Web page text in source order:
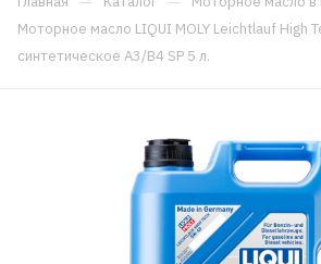
Моторное масло LIQUI MOLY Leichtlauf High
синтетическое A3/B4 SP 5 л.